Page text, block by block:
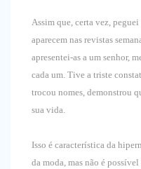
Assim que, certa vez,
aparecem nas revistas
apresentei-as a um senhor,
cada um. Tive a triste
trocou nomes, demonstrou
sua vida.
Isso é característica da
da moda, mas não é